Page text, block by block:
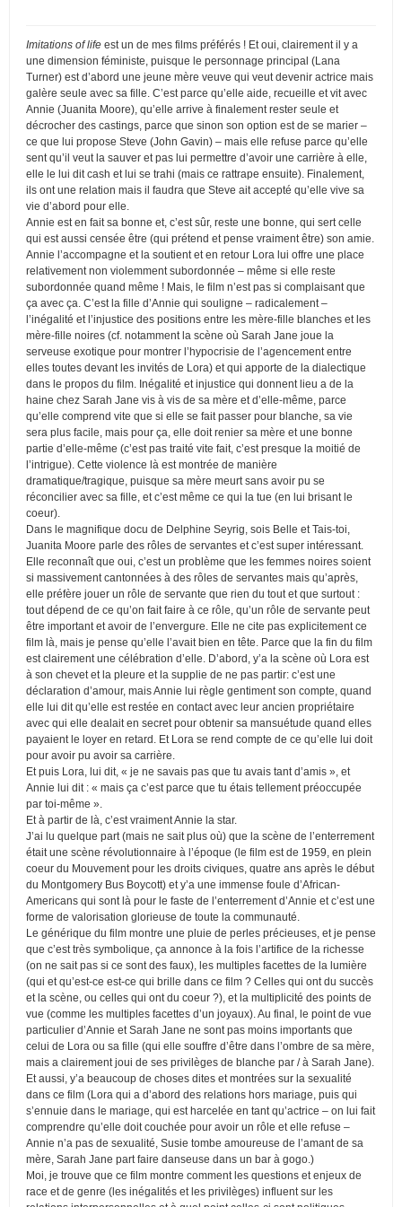
Imitations of life est un de mes films préférés ! Et oui, clairement il y a
une dimension féministe, puisque le personnage principal (Lana
Turner) est d’abord une jeune mère veuve qui veut devenir actrice mais
galère seule avec sa fille. C’est parce qu’elle aide, recueille et vit avec
Annie (Juanita Moore), qu’elle arrive à finalement rester seule et
décrocher des castings, parce que sinon son option est de se marier –
ce que lui propose Steve (John Gavin) – mais elle refuse parce qu’elle
sent qu’il veut la sauver et pas lui permettre d’avoir une carrière à elle,
elle le lui dit cash et lui se trahi (mais ce rattrape ensuite). Finalement,
ils ont une relation mais il faudra que Steve ait accepté qu’elle vive sa
vie d’abord pour elle.
Annie est en fait sa bonne et, c’est sûr, reste une bonne, qui sert celle
qui est aussi censée être (qui prétend et pense vraiment être) son amie.
Annie l’accompagne et la soutient et en retour Lora lui offre une place
relativement non violemment subordonnée – même si elle reste
subordonnée quand même ! Mais, le film n’est pas si complaisant que
ça avec ça. C’est la fille d’Annie qui souligne – radicalement –
l’inégalité et l’injustice des positions entre les mère-fille blanches et les
mère-fille noires (cf. notamment la scène où Sarah Jane joue la
serveuse exotique pour montrer l’hypocrisie de l’agencement entre
elles toutes devant les invités de Lora) et qui apporte de la dialectique
dans le propos du film. Inégalité et injustice qui donnent lieu a de la
haine chez Sarah Jane vis à vis de sa mère et d’elle-même, parce
qu’elle comprend vite que si elle se fait passer pour blanche, sa vie
sera plus facile, mais pour ça, elle doit renier sa mère et une bonne
partie d’elle-même (c’est pas traité vite fait, c’est presque la moitié de
l’intrigue). Cette violence là est montrée de manière
dramatique/tragique, puisque sa mère meurt sans avoir pu se
réconcilier avec sa fille, et c’est même ce qui la tue (en lui brisant le
coeur).
Dans le magnifique docu de Delphine Seyrig, sois Belle et Tais-toi,
Juanita Moore parle des rôles de servantes et c’est super intéressant.
Elle reconnaît que oui, c’est un problème que les femmes noires soient
si massivement cantonnées à des rôles de servantes mais qu’après,
elle préfère jouer un rôle de servante que rien du tout et que surtout :
tout dépend de ce qu’on fait faire à ce rôle, qu’un rôle de servante peut
être important et avoir de l’envergure. Elle ne cite pas explicitement ce
film là, mais je pense qu’elle l’avait bien en tête. Parce que la fin du film
est clairement une célébration d’elle. D’abord, y’a la scène où Lora est
à son chevet et la pleure et la supplie de ne pas partir: c’est une
déclaration d’amour, mais Annie lui règle gentiment son compte, quand
elle lui dit qu’elle est restée en contact avec leur ancien propriétaire
avec qui elle dealait en secret pour obtenir sa mansuétude quand elles
payaient le loyer en retard. Et Lora se rend compte de ce qu’elle lui doit
pour avoir pu avoir sa carrière.
Et puis Lora, lui dit, « je ne savais pas que tu avais tant d’amis », et
Annie lui dit : « mais ça c’est parce que tu étais tellement préoccupée
par toi-même ».
Et à partir de là, c’est vraiment Annie la star.
J’ai lu quelque part (mais ne sait plus où) que la scène de l’enterrement
était une scène révolutionnaire à l’époque (le film est de 1959, en plein
coeur du Mouvement pour les droits civiques, quatre ans après le début
du Montgomery Bus Boycott) et y’a une immense foule d’African-
Americans qui sont là pour le faste de l’enterrement d’Annie et c’est une
forme de valorisation glorieuse de toute la communauté.
Le générique du film montre une pluie de perles précieuses, et je pense
que c’est très symbolique, ça annonce à la fois l’artifice de la richesse
(on ne sait pas si ce sont des faux), les multiples facettes de la lumière
(qui et qu’est-ce est-ce qui brille dans ce film ? Celles qui ont du succès
et la scène, ou celles qui ont du coeur ?), et la multiplicité des points de
vue (comme les multiples facettes d’un joyaux). Au final, le point de vue
particulier d’Annie et Sarah Jane ne sont pas moins importants que
celui de Lora ou sa fille (qui elle souffre d’être dans l’ombre de sa mère,
mais a clairement joui de ses privilèges de blanche par / à Sarah Jane).
Et aussi, y’a beaucoup de choses dites et montrées sur la sexualité
dans ce film (Lora qui a d’abord des relations hors mariage, puis qui
s’ennuie dans le mariage, qui est harcelée en tant qu’actrice – on lui fait
comprendre qu’elle doit couchée pour avoir un rôle et elle refuse –
Annie n’a pas de sexualité, Susie tombe amoureuse de l’amant de sa
mère, Sarah Jane part faire danseuse dans un bar à gogo.)
Moi, je trouve que ce film montre comment les questions et enjeux de
race et de genre (les inégalités et les privilèges) influent sur les